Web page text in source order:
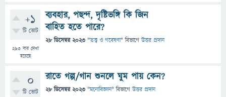
+1
টি ভোট
293বার দেখা
হয়েছে
ব্যবহার, পছন্দ, দৃষ্টিভঙ্গি কি জিন
বাহিত হতে পারে?
28 ডিসেম্বর 2023 "তত্ত্ব ও গবেষণা" বিভাগে উত্তর প্রদান
0
টি ভোট
রাতে গল্প/গান শুনলে ঘুম পায় কেন?
28 ডিসেম্বর 2023 "মনোবিজ্ঞান" বিভাগে উত্তর প্রদান